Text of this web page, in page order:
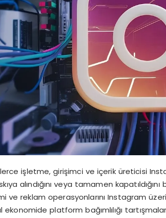
işletme, girişimci ve içerik üreticisi
alındığını veya tamamen
ve reklam operasyonlarını Instagram
ekonomide platform bağımlılığı